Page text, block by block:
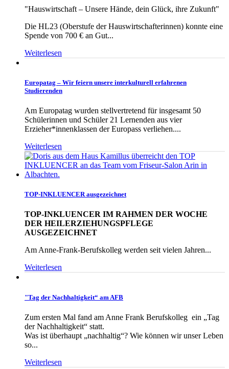
"Hauswirtschaft – Unsere Hände, dein Glück, ihre Zukunft"
Die HL23 (Oberstufe der Hauswirtschafterinnen) konnte eine
Spende von 700 € an Gut...
Weiterlesen
Europatag – Wir feiern unsere interkulturell erfahrenen
Studierenden
Am Europatag wurden stellvertretend für insgesamt 50
Schülerinnen und Schüler 21 Lernenden aus vier
Erzieher*innenklassen der Europass verliehen....
Weiterlesen
TOP-INKLUENCER ausgezeichnet
TOP-INKLUENCER IM RAHMEN DER WOCHE
DER HEILERZIEHUNGSPFLEGE
AUSGEZEICHNET
Am Anne-Frank-Berufskolleg werden seit vielen Jahren...
Weiterlesen
"Tag der Nachhaltigkeit“ am AFB
Zum ersten Mal fand am Anne Frank Berufskolleg ein „Tag
der Nachhaltigkeit“ statt.
Was ist überhaupt „nachhaltig“? Wie können wir unser Leben
so...
Weiterlesen